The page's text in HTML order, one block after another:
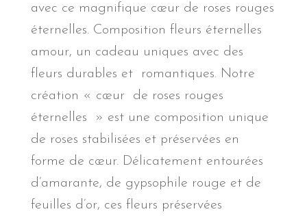
avec ce magnifique cœur de roses rouges
éternelles. Composition fleurs éternelles
amour, un cadeau uniques avec des
fleurs durables et romantiques. Notre
création « cœur de roses rouges
éternelles » est une composition unique
de roses stabilisées et préservées en
forme de cœur. Délicatement entourées
d’amarante, de gypsophile rouge et de
feuilles d’or, ces fleurs préservées